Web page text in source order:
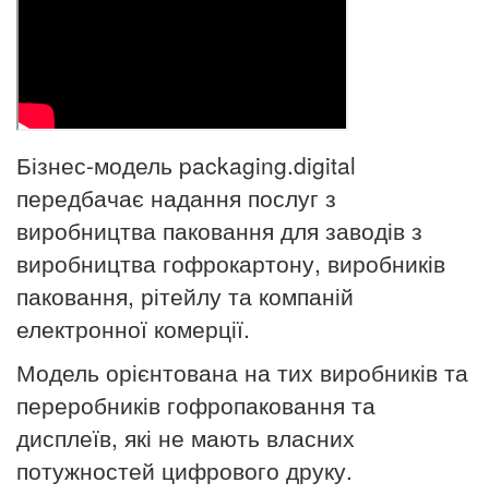
Бізнес-модель packaging.digital
передбачає надання послуг з
виробництва паковання для заводів з
виробництва гофрокартону, виробників
паковання, рітейлу та компаній
електронної комерції.
Модель орієнтована на тих виробників та
переробників гофропаковання та
дисплеїв, які не мають власних
потужностей цифрового друку.